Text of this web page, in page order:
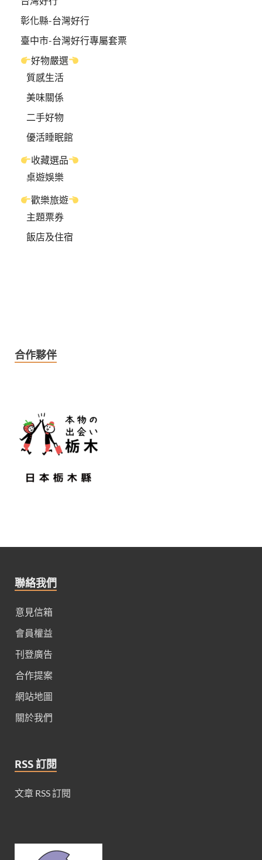
彰化縣-台灣好行
臺中市-台灣好行專屬套票
好物嚴選
質感生活
美味關係
二手好物
優活睡眠館
收藏選品
桌遊娛樂
歡樂旅遊
主題票券
飯店及住宿
合作夥伴
聯絡我們
意見信箱
會員權益
刊登廣告
合作提案
網站地圖
關於我們
RSS 訂閱
文章 RSS 訂閱